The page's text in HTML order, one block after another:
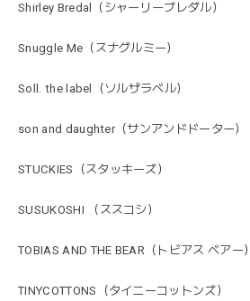
Shirley Bredal（シャーリーブレダル）
Snuggle Me（スナグルミー）
Soll. the label（ソルザラベル）
son and daughter（サンアンドドーター）
STUCKIES（スタッキーズ）
SUSUKOSHI （ススコシ）
TOBIAS AND THE BEAR（トビアス ベアー）
TINYCOTTONS（タイニーコットンズ）